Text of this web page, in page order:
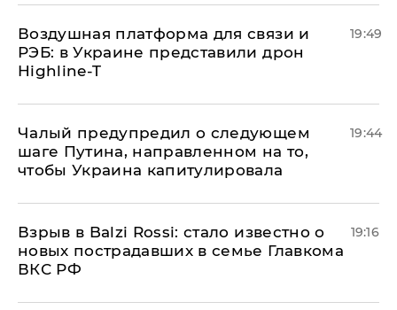
Воздушная платформа для связи и
РЭБ: в Украине представили дрон
Highline-T
19:49
Чалый предупредил о следующем
шаге Путина, направленном на то,
чтобы Украина капитулировала
19:44
Взрыв в Balzi Rossi: стало известно о
новых пострадавших в семье Главкома
ВКС РФ
19:16